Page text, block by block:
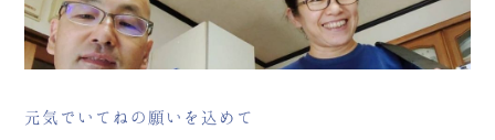
元気でいてねの願いを込めて